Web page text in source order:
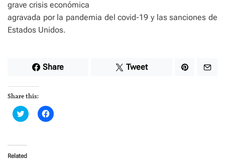
grave crisis económica
agravada por la pandemia del covid-19 y las sanciones de
Estados Unidos.
Share Tweet
Share this:
C
l
t
o
s
C
l
Related